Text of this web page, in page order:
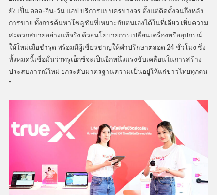
ยัง เป็น ออล-อิน-วัน แอป บริการแบบครบวงจร ตั้งแต่ติดตั้งจนถึงหลัง
การขาย ทั้งการค้นหาโซลูชันที่เหมาะกับตนเองได้ในที่เดียว เพิ่มความ
สะดวกสบายอย่างแท้จริง ด้วยนโยบายการเปลี่ยนเครื่องหรืออุปกรณ์
ให้ใหม่เมื่อชำรุด พร้อมมีผู้เชี่ยวชาญให้คำปรึกษาตลอด 24 ชั่วโมง ซึ่ง
ทั้งหมดนี้เชื่อมั่นว่าทรูเอ็กซ์จะเป็นอีกหนึ่งแรงขับเคลื่อนในการสร้าง
ประสบการณ์ใหม่ ยกระดับมาตรฐานความเป็นอยู่ให้แก่ชาวไทยทุกคน
”